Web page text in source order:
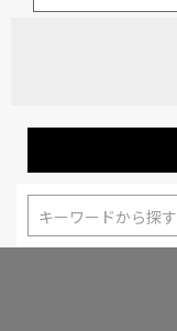
キーワードから探す